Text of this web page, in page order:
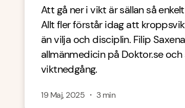
Att gå ner i vikt är sällan så
Allt fler förstår idag att
än vilja och disciplin. Filip
allmänmedicin på Doktor.se
viktnedgång.
19 Maj, 2025 ・ 3min